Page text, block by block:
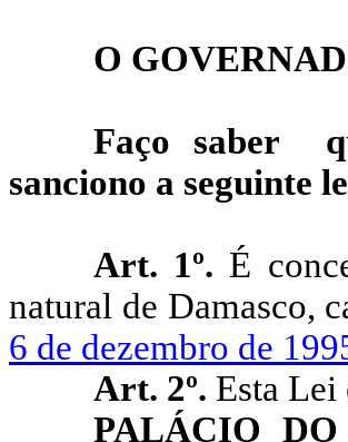
O
Faço saber
sanciono a seguinte
Art. 1º. É
natural de Damasco,
6 de dezembro de
Art. 2º. Esta Lei
PALÁCIO